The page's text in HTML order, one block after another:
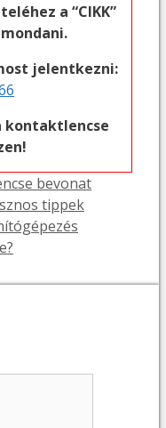
a “CIKK”
jelentkezni:
kontaktlencse
bevonat
tippek